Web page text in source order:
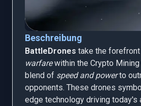
Beschreibung
BattleDrones take the
warfarewithin the Crypto Mining
blend of speed and powerto
opponents. These drones
edge technology driving today's